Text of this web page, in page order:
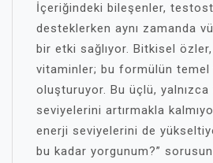
İçeriğindeki bileşenler,
desteklerken aynı zamanda
bir etki sağlıyor. Bitkisel
vitaminler; bu formülün temel
oluşturuyor. Bu üçlü,
seviyelerini artırmakla
enerji seviyelerini de
bu kadar yorgunum?”